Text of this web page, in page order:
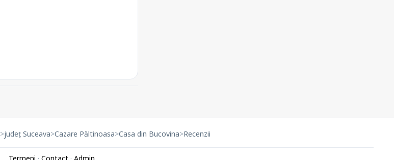
>județ Suceava>Cazare Păltinoasa>Casa din Bucovina>Recenzii